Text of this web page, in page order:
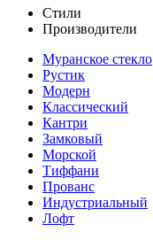
Стили
Производители
Муранское стекло
Рустик
Модерн
Классический
Кантри
Замковый
Морской
Тиффани
Прованс
Индустриальный
Лофт